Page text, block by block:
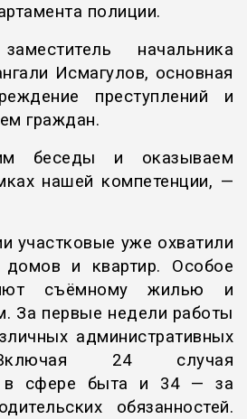
полиции.
начальника
Исмагулов, основная
преступлений и
граждан.
беседы и оказываем
нашей компетенции, —
участковые уже охватили
и квартир. Особое
съёмному жилью и
За первые недели работы
административных
24 случая
в сфере быта и 34 — за
обязанностей.